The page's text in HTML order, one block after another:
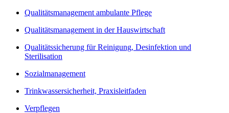
Qualitätsmanagement ambulante Pflege
Qualitätsmanagement in der Hauswirtschaft
Qualitätssicherung für Reinigung, Desinfektion und
Sterilisation
Sozialmanagement
Trinkwassersicherheit, Praxisleitfaden
Verpflegen